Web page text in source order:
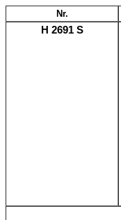
Nr.
H 2691 S